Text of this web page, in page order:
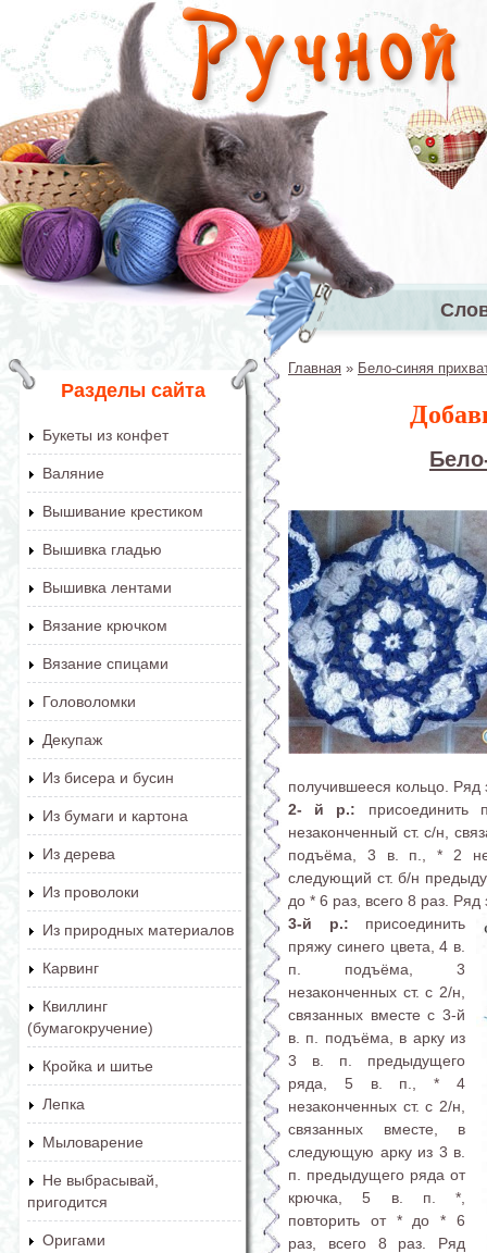
Перейти к основному содержанию
Главное
Разделы сайта
Букеты из конфет
Валяние
Вышивание крестиком
Вышивка гладью
Вышивка лентами
Вязание крючком
Вязание спицами
Головоломки
Декупаж
Из бисера и бусин
Из бумаги и картона
Из дерева
Из проволоки
Из природных материалов
Карвинг
Квиллинг
(бумагокручение)
Кройка и шитье
Лепка
Мыловарение
Не выбрасывай,
пригодится
Оригами
Главная » Бело-синяя
получившееся кольцо. Ряд
2- й р.:
незаконченный ст. с/н,
подъёма, 3 в. п., * 2
следующий ст. б/н
до * 6 раз, всего 8 раз. Ряд
3-й р.: присоединить
пряжу синего цвета, 4 в.
п. подъёма, 3
незаконченных ст. с 2/н,
связанных вместе с 3-й
в. п. подъёма, в арку из
3 в. п. предыдущего
ряда, 5 в. п., * 4
незаконченных ст. с 2/н,
связанных вместе, в
следующую арку из 3 в.
п. предыдущего ряда от
крючка, 5 в. п. *,
повторить от * до * 6
раз, всего 8 раз. Ряд